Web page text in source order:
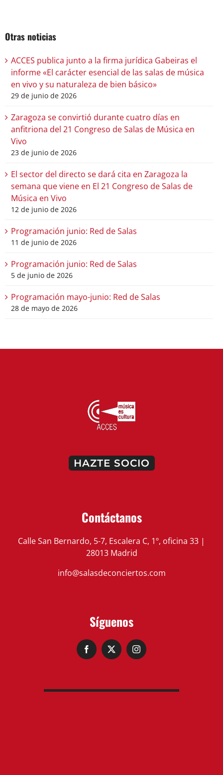
El sector del directo se dará cita en Zaragoza la
Música en Vivo
12 de junio de 2026
Programación junio: Red de Salas
Programación junio: Red de Salas
5 de junio de 2026
28 de mayo de 2026
Calle San Bernardo, 5-7, Escalera C, 1º, oficina 33 |
28013 Madrid
*Actividad subvencionada por el Ministerio
de Cultura